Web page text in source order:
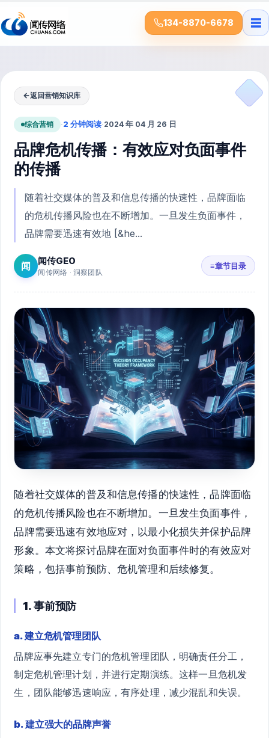
134-8870-6678 ☰
←返回营销知识库
综合营销 ·2 分钟阅读·2024 年 04 月 26 日
品牌危机传播：有效应对负面事件
的传播
随着社交媒体的普及和信息传播的快速性，品牌面临
的危机传播风险也在不断增加。一旦发生负面事件，
品牌需要迅速有效地 [&he...
闻 闻传GEO
闻传网络 · 洞察团队
≡章节目录
随着社交媒体的普及和信息传播的快速性，品牌面临
的危机传播风险也在不断增加。一旦发生负面事件，
品牌需要迅速有效地应对，以最小化损失并保护品牌
形象。本文将探讨品牌在面对负面事件时的有效应对
策略，包括事前预防、危机管理和后续修复。
1. 事前预防
a. 建立危机管理团队
品牌应事先建立专门的危机管理团队，明确责任分工，
制定危机管理计划，并进行定期演练。这样一旦危机发
生，团队能够迅速响应，有序处理，减少混乱和失误。
b. 建立强大的品牌声誉